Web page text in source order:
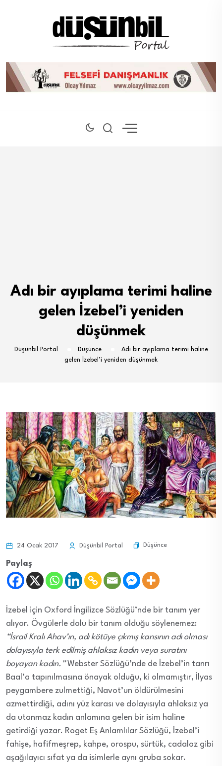
Adı bir ayıplama terimi haline
gelen İzebel’i yeniden
düşünmek
Düşünbil Portal Düşünce
Adı bir ayıplama terimi haline
gelen İzebel’i yeniden düşünmek
24 Ocak 2017 Düşünbil Portal Düşünce
Paylaş
İzebel için Oxford İngilizce Sözlüğü’nde bir tanım yer
alıyor. Övgülerle dolu bir tanım olduğu söylenemez:
“İsrail Kralı Ahav’ın, adı kötüye çıkmış karısının adı olması
dolayısıyla terk edilmiş ahlaksız kadın veya suratını
boyayan kadın.”Webster Sözlüğü’nde de İzebel’in tanrı
Baal’a tapınılmasına önayak olduğu, ki olmamıştır, İlyas
peygambere zulmettiği, Navot’un öldürülmesini
azmettirdiği, adını yüz karası ve dolayısıyla ahlaksız ya
da utanmaz kadın anlamına gelen bir isim haline
getirdiği yazar. Roget Eş Anlamlılar Sözlüğü, İzebel’i
fahişe, hafifmeşrep, kahpe, orospu, sürtük, cadaloz gibi
aşağılayıcı sıfat ya da isimlerle aynı gruba sokar.